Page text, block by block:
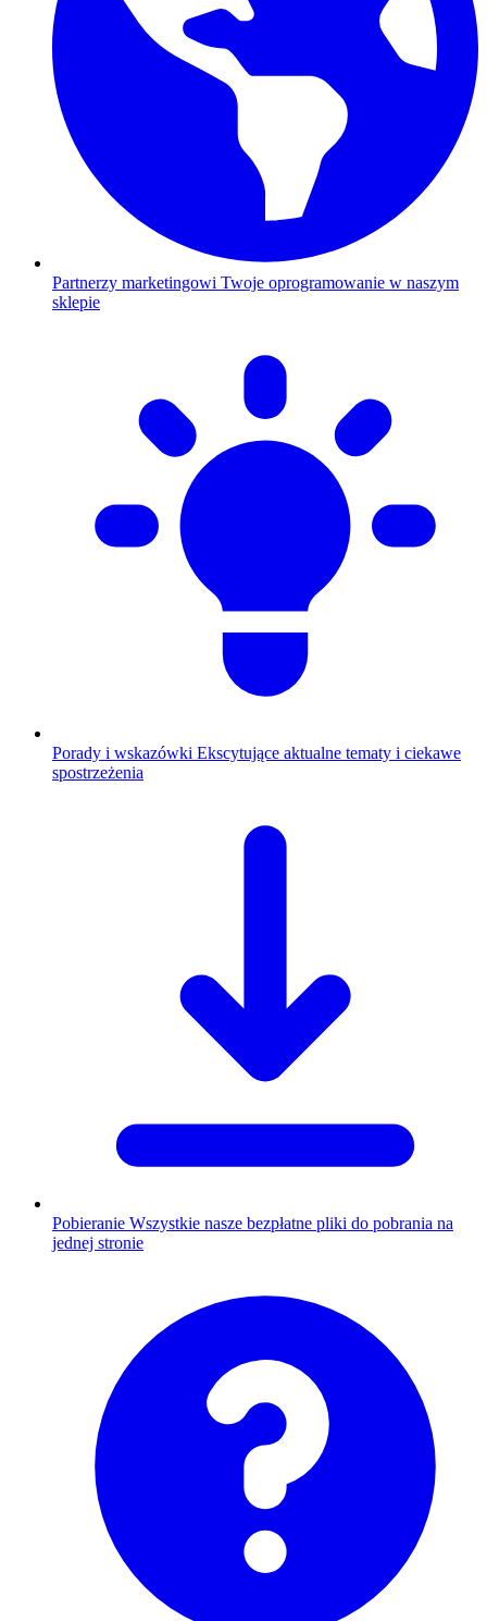
Partnerzy marketingowi Twoje oprogramowanie w naszym
sklepie
Porady i wskazówki Ekscytujące aktualne tematy i ciekawe
spostrzeżenia
Pobieranie Wszystkie nasze bezpłatne pliki do pobrania na
jednej stronie